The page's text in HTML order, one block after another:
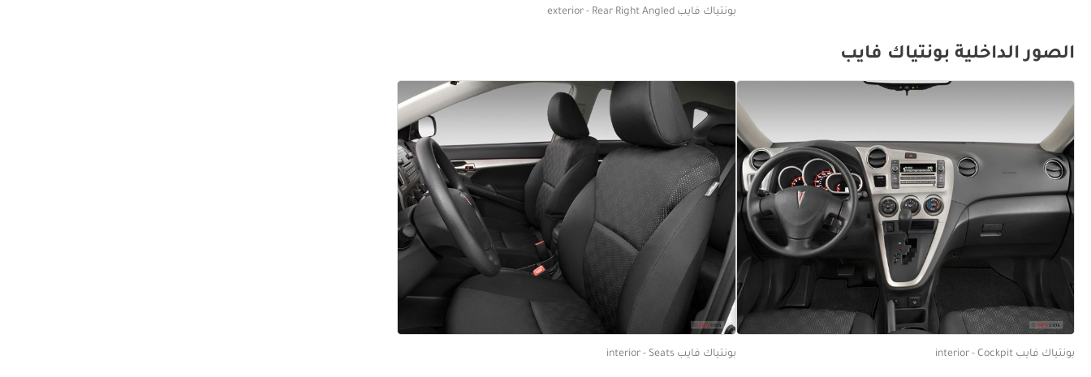
بونتياك فايب exterior - Rear Right Angled
الصور الداخلية بونتياك فايب
بونتياك فايب interior - Cockpit بونتياك فايب interior - Seats